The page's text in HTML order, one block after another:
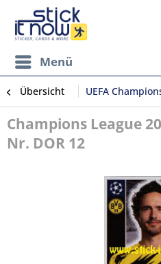
Menü
Übersicht UEFA
Champions League
Nr. DOR 12